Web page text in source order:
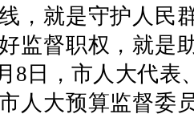
，就是守护人民
监督职权，就是
8日，市人大代表
人大预算监督委